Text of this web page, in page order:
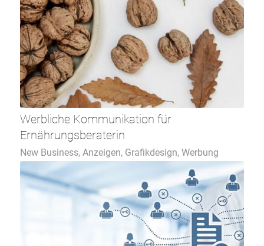
Werbliche Kommunikation für
Ernährungsberaterin
New Business, Anzeigen, Grafikdesign, Werbung